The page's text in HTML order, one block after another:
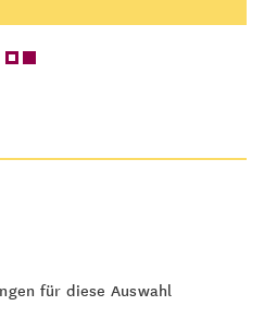
für diese Auswahl